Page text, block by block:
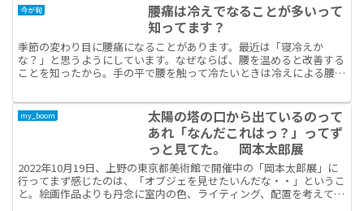
今が旬
腰痛は冷えでなることが多いって
知ってます？
季節の変わり目に腰痛になることがあります。最近は「寝冷えか
な？」と思うようにしています。なぜならば、腰を温めると改善する
ことを知ったから。手の平で腰を触って冷たいときは冷えによる腰痛
my_boom
太陽の塔の口から出ているのって
あれ「なんだこれはっ？」ってず
っと見てた。 岡本太郎展
2022年10月19日、上野の東京都美術館で開催中の「岡本太郎展」に
行ってまず感じたのは、「オブジェを見せたいんだな・・」というこ
と。絵画作品よりも丹念に室内の色、ライティング、配置を考えて練